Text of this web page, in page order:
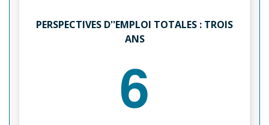
PERSPECTIVES D''EMPLOI TOTALES : TROIS
ANS
6